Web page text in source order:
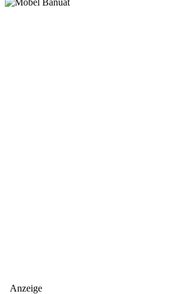
Anzeige